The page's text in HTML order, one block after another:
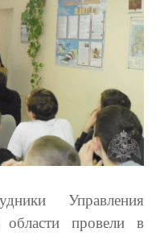
Управления
провели в